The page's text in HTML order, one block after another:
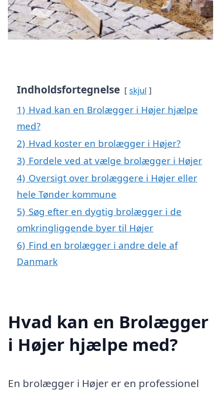
Indholdsfortegnelse skjul
1) Hvad kan en Brolægger i Højer hjælpe
med?
2) Hvad koster en brolægger i Højer?
3) Fordele ved at vælge brolægger i Højer
4) Oversigt over brolæggere i Højer eller
hele Tønder kommune
5) Søg efter en dygtig brolægger i de
omkringliggende byer til Højer
6) Find en brolægger i andre dele af
Danmark
Hvad kan en Brolægger
i Højer hjælpe med?
En brolægger i Højer er en professionel